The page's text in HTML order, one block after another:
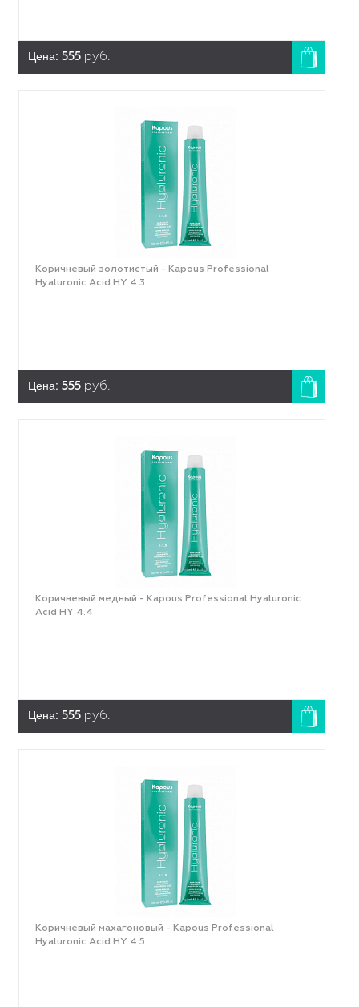
Цена: 555 руб.
Коричневый золотистый - Kapous Professional
Hyaluronic Acid HY 4.3
Цена: 555 руб.
Коричневый медный - Kapous Professional Hyaluronic
Acid HY 4.4
Цена: 555 руб.
Коричневый махагоновый - Kapous Professional
Hyaluronic Acid HY 4.5